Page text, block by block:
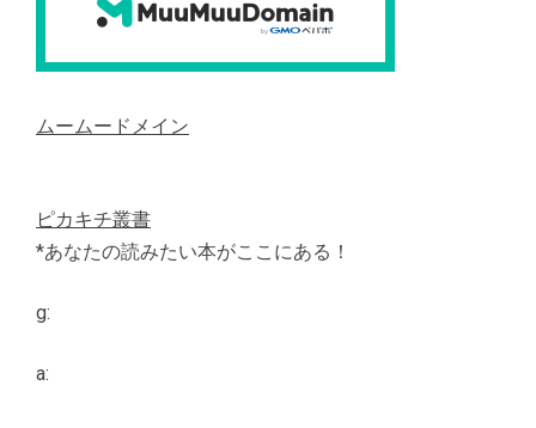
ムームードメイン
ピカキチ叢書
*あなたの読みたい本がここにある！
g:
a: